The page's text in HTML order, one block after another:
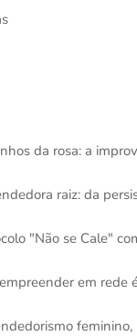
da rosa: a
raiz: da
"Não se Cale"
em rede
feminino,